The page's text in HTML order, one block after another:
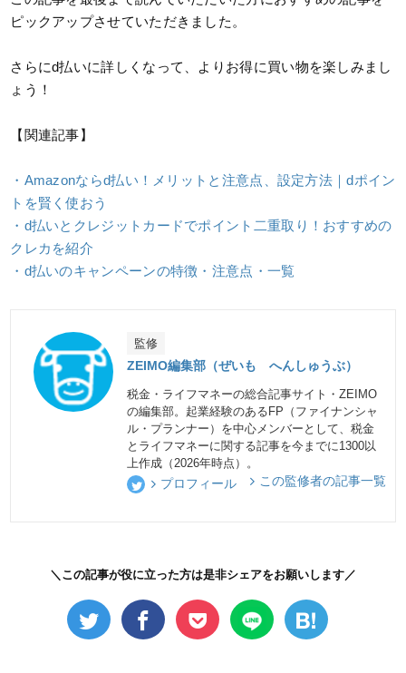
ピックアップさせていただきました。
さらにd払いに詳しくなって、よりお得に買い物を楽しみまし
ょう！
【関連記事】
・Amazonならd払い！メリットと注意点、設定方法｜dポイン
トを賢く使おう
・d払いとクレジットカードでポイント二重取り！おすすめの
クレカを紹介
・d払いのキャンペーンの特徴・注意点・一覧
監修
ZEIMO編集部（ぜいも へんしゅうぶ）
税金・ライフマネーの総合記事サイト・ZEIMO
の編集部。起業経験のあるFP（ファイナンシャ
ル・プランナー）を中心メンバーとして、税金
とライフマネーに関する記事を今までに1300以
上作成（2026年時点）。
プロフィール この監修者の記事一覧
＼この記事が役に立った方は是非シェアをお願いします／